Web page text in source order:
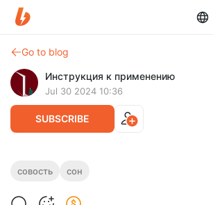
Go to blog
Инструкция к применению
Jul 30 2024 10:36
SUBSCRIBE
21. Право быть совой
совость сон